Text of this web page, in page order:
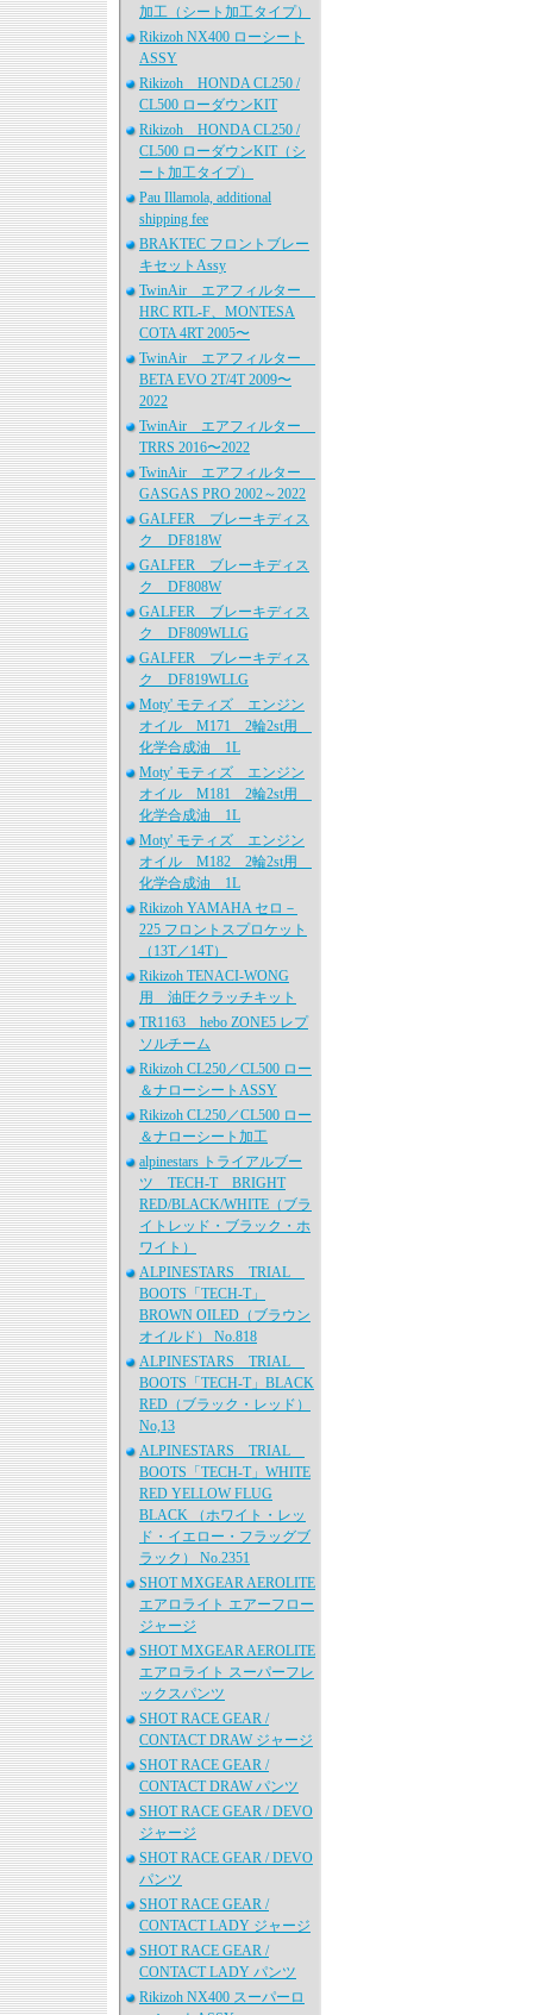
加工（シート加工タイプ）
Rikizoh NX400 ローシート
ASSY
Rikizoh HONDA CL250 /
CL500 ローダウンKIT
Rikizoh HONDA CL250 /
CL500 ローダウンKIT（シ
ート加工タイプ）
Pau Illamola, additional
shipping fee
BRAKTEC フロントブレー
キセットAssy
TwinAir エアフィルター
HRC RTL-F、MONTESA
COTA 4RT 2005〜
TwinAir エアフィルター
BETA EVO 2T/4T 2009〜
2022
TwinAir エアフィルター
TRRS 2016〜2022
TwinAir エアフィルター
GASGAS PRO 2002～2022
GALFER ブレーキディス
ク DF818W
GALFER ブレーキディス
ク DF808W
GALFER ブレーキディス
ク DF809WLLG
GALFER ブレーキディス
ク DF819WLLG
Moty' モティズ エンジン
オイル M171 2輪2st用
化学合成油 1L
Moty' モティズ エンジン
オイル M181 2輪2st用
化学合成油 1L
Moty' モティズ エンジン
オイル M182 2輪2st用
化学合成油 1L
Rikizoh YAMAHA セロ－
225 フロントスプロケット
（13T／14T）
Rikizoh TENACI-WONG
用 油圧クラッチキット
TR1163 hebo ZONE5 レプ
ソルチーム
Rikizoh CL250／CL500 ロー
＆ナローシートASSY
Rikizoh CL250／CL500 ロー
＆ナローシート加工
alpinestars トライアルブー
ツ TECH-T BRIGHT
RED/BLACK/WHITE（ブラ
イトレッド・ブラック・ホ
ワイト）
ALPINESTARS TRIAL
BOOTS「TECH-T」
BROWN OILED（ブラウン
オイルド） No.818
ALPINESTARS TRIAL
BOOTS「TECH-T」BLACK
RED（ブラック・レッド）
No,13
ALPINESTARS TRIAL
BOOTS「TECH-T」WHITE
RED YELLOW FLUG
BLACK （ホワイト・レッ
ド・イエロー・フラッグブ
ラック） No.2351
SHOT MXGEAR AEROLITE
エアロライト エアーフロー
ジャージ
SHOT MXGEAR AEROLITE
エアロライト スーパーフレ
ックスパンツ
SHOT RACE GEAR /
CONTACT DRAW ジャージ
SHOT RACE GEAR /
CONTACT DRAW パンツ
SHOT RACE GEAR / DEVO
ジャージ
SHOT RACE GEAR / DEVO
パンツ
SHOT RACE GEAR /
CONTACT LADY ジャージ
SHOT RACE GEAR /
CONTACT LADY パンツ
Rikizoh NX400 スーパーロ